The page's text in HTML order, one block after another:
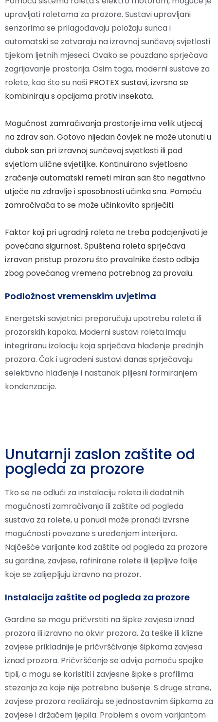
upravljati roletama za prozore. Sustavi upravljani
senzorima se prilagođavaju položaju sunca i
automatski se zatvaraju na izravnoj sunčevoj svjetlosti
tijekom ljetnih mjeseci. Ovako se pouzdano sprječava
zagrijavanje prostorija. Osim toga, moderni sustave za
rolete, kao što su naši PROTEX sustavi, izvrsno se
kombiniraju s opcijama protiv insekata.
Mogućnost zamračivanja prostorijeima velik utjecaj
na zdrav san. Gotovo nijedan čovjek ne može utonuti u
dubok san pri izravnoj sunčevoj svjetlosti ili pod
svjetlom ulične svjetiljke. Kontinuirano svjetlosno
zračenje automatski remeti miran san što negativno
utječe na zdravlje i sposobnosti učinka sna. Pomoću
zamračivača to se može učinkovito spriječiti.
Faktor koji pri ugradnji roleta ne treba podcjenjivati je
povećana sigurnost. Spuštena roleta sprječava
izravan pristup prozoru što provalnike često odbija
zbog povećanog vremena potrebnog za provalu.
Podložnost vremenskim uvjetima
Energetski savjetnici preporučuju upotrebu roleta ili
prozorskih kapaka. Moderni sustavi roleta imaju
integriranu izolaciju koja sprječava hlađenje prednjih
prozora. Čak i ugrađeni sustavi danas sprječavaju
selektivno hlađenje i nastanak plijesni formiranjem
kondenzacije.
Unutarnji zaslon zaštite od
pogleda za prozore
Tko se ne odluči za instalaciju roleta ili dodatnih
mogućnosti zamračivanja ili zaštite od pogleda
sustava za rolete, u ponudi može pronaći izvrsne
mogućnosti povezane s uređenjem interijera.
Najčešće varijante kod zaštite od pogleda za prozore
su gardine, zavjese, rafinirane rolete ili ljepljive folije
koje se zalijepljuju izravno na prozor.
Instalacija zaštite od pogleda za prozore
Gardine se mogu pričvrstiti na šipke zavjesa iznad
prozora ili izravno na okvir prozora. Za teške ili klizne
zavjese prikladnije je pričvršćivanje šipkama zavjesa
iznad prozora. Pričvršćenje se odvija pomoću spojke
tipli, a mogu se koristiti i zavjesne šipke s profilima
stezanja za koje nije potrebno bušenje. S druge strane,
zavjese prozora realiziraju se jednostavnim šipkama za
zavjese i držačem ljepila. Problem s ovom varijantom